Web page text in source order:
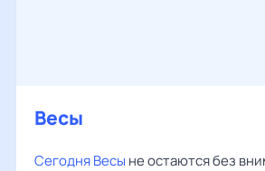
Весы
Сегодня Весы не остаются без